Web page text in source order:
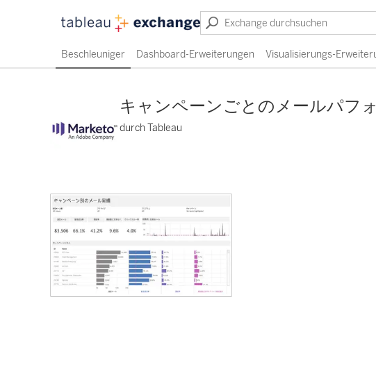
Beschleuniger Dashboard-Erweiterungen Visualisierungs-
キャンペーンごとのメールパフ
durch Tableau